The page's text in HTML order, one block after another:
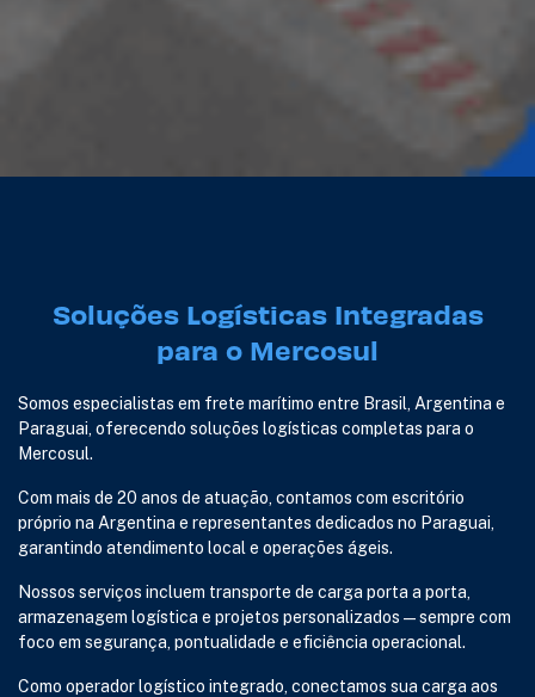
Soluções Logísticas Integradas
para o Mercosul
Somos especialistas em frete marítimo entre Brasil, Argentina e
Paraguai, oferecendo soluções logísticas completas para o
Mercosul.
Com mais de 20 anos de atuação, contamos com escritório
próprio na Argentina e representantes dedicados no Paraguai,
garantindo atendimento local e operações ágeis.
Nossos serviços incluem transporte de carga porta a porta,
armazenagem logística e projetos personalizados — sempre com
foco em segurança, pontualidade e eficiência operacional.
Como operador logístico integrado, conectamos sua carga aos